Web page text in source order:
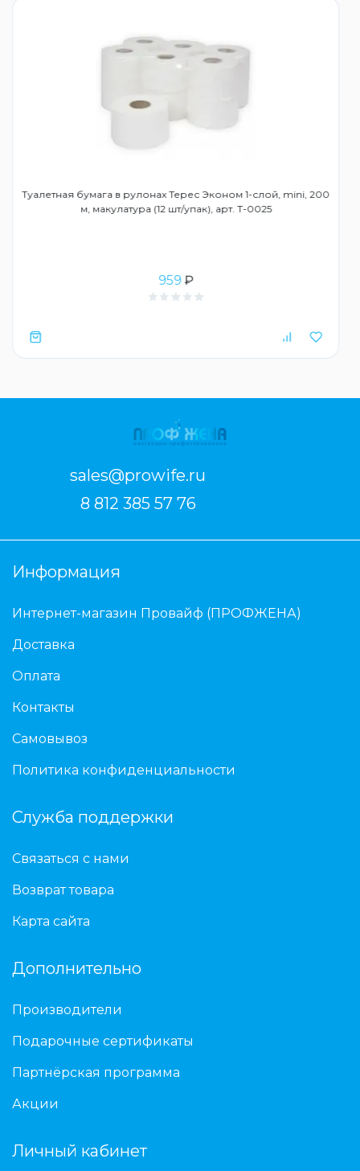
Туалетная бумага в рулонах Терес Эконом 1-слой, mini, 200
м, макулатура (12 шт/упак), арт. Т-0025
959₽
sales@prowife.ru
8 812 385 57 76
Информация
Интернет-магазин Провайф (ПРОФЖЕНА)
Доставка
Оплата
Контакты
Самовывоз
Политика конфиденциальности
Служба поддержки
Связаться с нами
Возврат товара
Карта сайта
Дополнительно
Производители
Подарочные сертификаты
Партнёрская программа
Акции
Личный кабинет